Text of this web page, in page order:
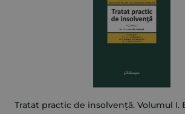
Tratat practic de insolvență. Volumul I.